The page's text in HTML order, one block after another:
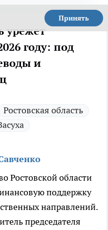
Принять
урежет
году: под
и
Ростовская область
Ростовской области
поддержку
направлений.
председателя